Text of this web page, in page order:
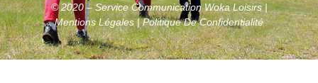
© 2020 – Service Communication Woka Loisirs |
Mentions Légales |Politique De Confidentialité